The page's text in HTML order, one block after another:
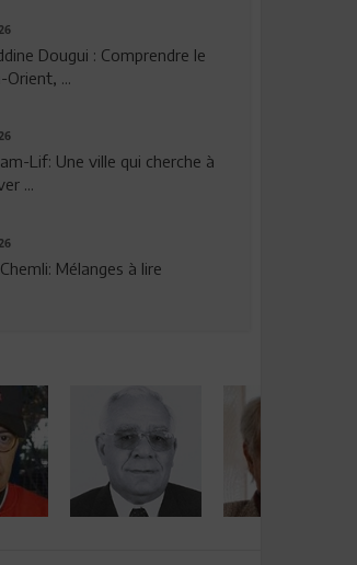
Dougui : Comprendre le
Orient, ...
Lif: Une ville qui cherche à
...
Mélanges à lire